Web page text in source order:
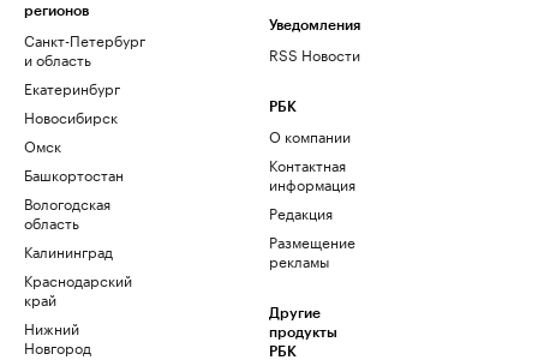
регионов
Санкт-Петербург
и область
Екатеринбург
Новосибирск
Омск
Башкортостан
Вологодская
область
Калининград
Краснодарский
край
Нижний
Новгород
Уведомления
RSS Новости
РБК
О компании
Контактная
информация
Редакция
Размещение
рекламы
Другие
продукты
РБК